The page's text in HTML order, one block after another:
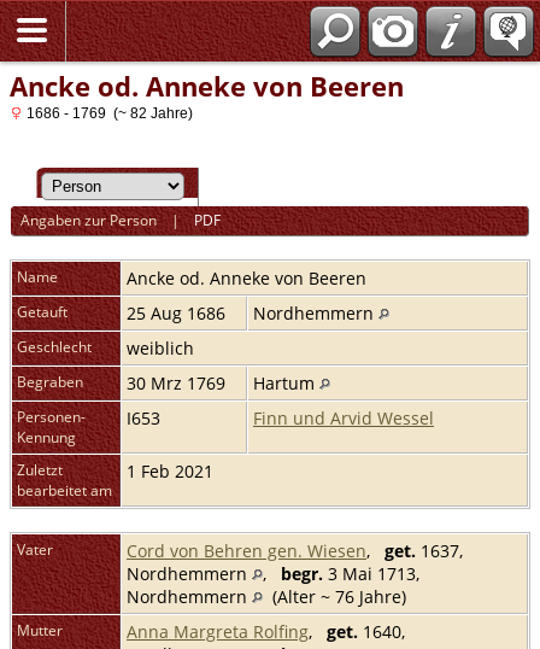
Ancke od. Anneke von Beeren
1686 - 1769 (~ 82 Jahre)
Angaben zur Person|PDF
Name Ancke od. Anneke von Beeren
Getauft 25 Aug 1686 Nordhemmern
Geschlecht weiblich
Begraben 30 Mrz 1769 Hartum
Personen-
Kennung
I653 Finn und Arvid Wessel
Zuletzt
bearbeitet am
1 Feb 2021
Vater Cord von Behren gen. Wiesen, get. 1637,
Nordhemmern
, begr. 3 Mai 1713,
Nordhemmern
(Alter ~ 76 Jahre)
Mutter Anna Margreta Rolfing, get. 1640,